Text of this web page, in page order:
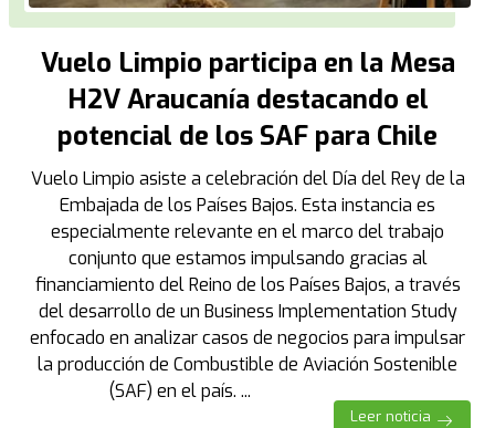
Vuelo Limpio participa en la Mesa
H2V Araucanía destacando el
potencial de los SAF para Chile
Vuelo Limpio asiste a celebración del Día del Rey de la
Embajada de los Países Bajos. Esta instancia es
especialmente relevante en el marco del trabajo
conjunto que estamos impulsando gracias al
financiamiento del Reino de los Países Bajos, a través
del desarrollo de un Business Implementation Study
enfocado en analizar casos de negocios para impulsar
la producción de Combustible de Aviación Sostenible
(SAF) en el país. ...
Leer noticia